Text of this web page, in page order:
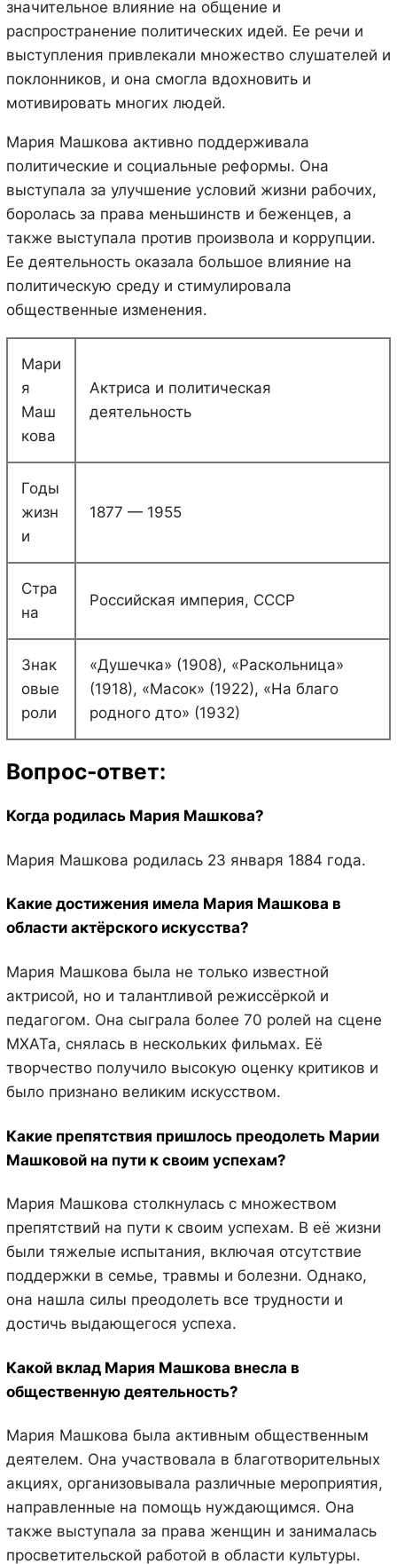
значительное влияние на общение и
распространение политических идей. Ее речи и
выступления привлекали множество слушателей и
поклонников, и она смогла вдохновить и
мотивировать многих людей.
Мария Машкова активно поддерживала
политические и социальные реформы. Она
выступала за улучшение условий жизни рабочих,
боролась за права меньшинств и беженцев, а
также выступала против произвола и коррупции.
Ее деятельность оказала большое влияние на
политическую среду и стимулировала
общественные изменения.
Мари
я
Маш
кова
Актриса и политическая
деятельность
Годы
жизн
и
1877 — 1955
Стра
на
Российская империя, СССР
Знак
овые
роли
«Душечка» (1908), «Раскольница»
(1918), «Масок» (1922), «На благо
родного дто» (1932)
Вопрос-ответ:
Когда родилась Мария Машкова?
Мария Машкова родилась 23 января 1884 года.
Какие достижения имела Мария Машкова в
области актёрского искусства?
Мария Машкова была не только известной
актрисой, но и талантливой режиссёркой и
педагогом. Она сыграла более 70 ролей на сцене
МХАТа, снялась в нескольких фильмах. Её
творчество получило высокую оценку критиков и
было признано великим искусством.
Какие препятствия пришлось преодолеть Марии
Машковой на пути к своим успехам?
Мария Машкова столкнулась с множеством
препятствий на пути к своим успехам. В её жизни
были тяжелые испытания, включая отсутствие
поддержки в семье, травмы и болезни. Однако,
она нашла силы преодолеть все трудности и
достичь выдающегося успеха.
Какой вклад Мария Машкова внесла в
общественную деятельность?
Мария Машкова была активным общественным
деятелем. Она участвовала в благотворительных
акциях, организовывала различные мероприятия,
направленные на помощь нуждающимся. Она
также выступала за права женщин и занималась
просветительской работой в области культуры.